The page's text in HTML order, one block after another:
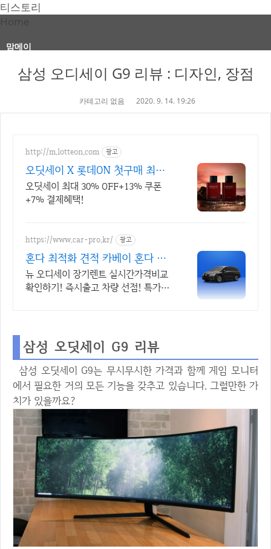
티스토리
맘메이
삼성 오디세이 G9 리뷰 : 디자인, 장점
카테고리 없음 2020. 9. 14. 19:26
http://m.lotteon.com 광고
오딧세이 X 롯데ON 첫구매 최대
5천원 혜택!
오딧세이 최대 30% OFF+13% 쿠폰
+7% 결제혜택!
https://www.car-pro.kr/ 광고
혼다 최적화 견적 카베이 혼다 특
가차량 무료견적
뉴 오디세이 장기렌트 실시간가격비교
확인하기! 즉시출고 차량 선점! 특가차
삼성 오딧세이 G9 리뷰
삼성 오딧세이 G9는 무시무시한 가격과 함께 게임 모니터
에서 필요한 거의 모든 기능을 갖추고 있습니다. 그럴만한 가
치가 있을까요?